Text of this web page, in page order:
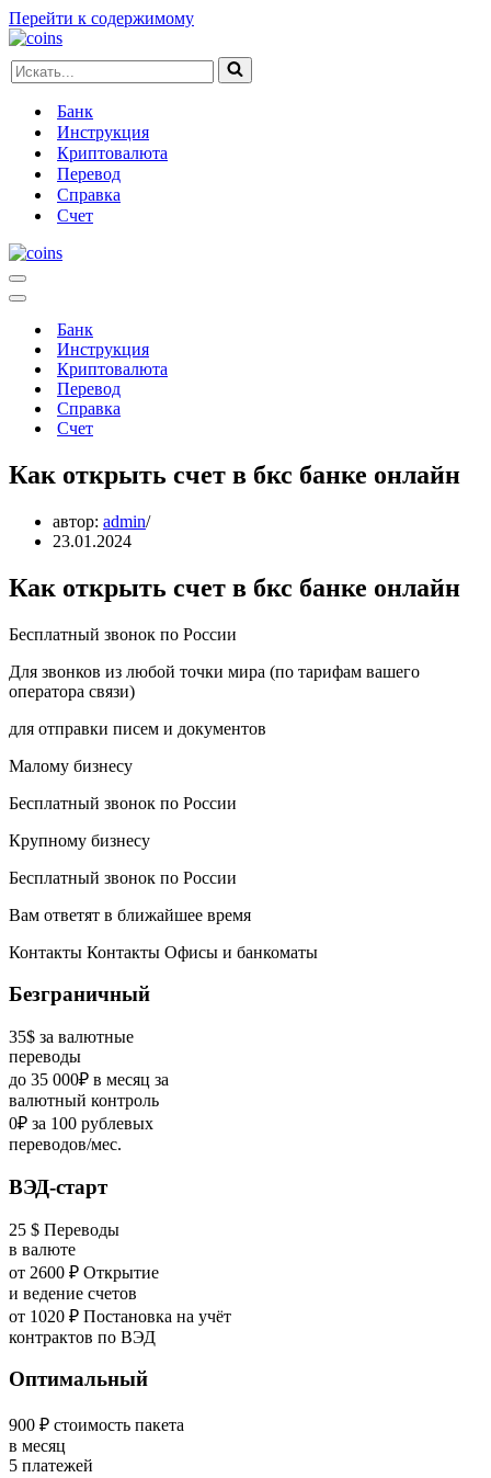
Перейти к содержимому
Искать...
Банк
Инструкция
Криптовалюта
Перевод
Справка
Счет
Меню
навигации
Меню
навигацииБанк
Инструкция
Криптовалюта
Перевод
Справка
Счет
Как открыть счет в бкс банке онлайн
автор: admin
23.01.2024
Как открыть счет в бкс банке онлайн
Бесплатный звонок по России
Для звонков из любой точки мира (по тарифам вашего
оператора связи)
для отправки писем и документов
Малому бизнесу
Бесплатный звонок по России
Крупному бизнесу
Бесплатный звонок по России
Вам ответят в ближайшее время
Контакты Контакты Офисы и банкоматы
Безграничный
35$ за валютные
переводы
до 35 000₽ в месяц за
валютный контроль
0₽ за 100 рублевых
переводов/мес.
ВЭД-старт
25 $ Переводы
в валюте
от 2600 ₽ Открытие
и ведение счетов
от 1020 ₽ Постановка на учёт
контрактов по ВЭД
Оптимальный
900 ₽ стоимость пакета
в месяц
5 платежей